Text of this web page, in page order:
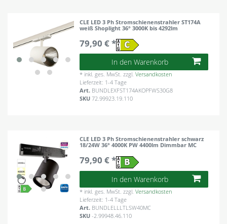
CLE LED 3 Ph Stromschienenstrahler ST174A
weiß Shoplight 36° 3000K bis 4292lm
79,90 € *
In den Warenkorb
* inkl. ges. MwSt. zzgl.Versandkosten
Lieferzeit: 1-4 Tage
Art. BUNDLEXFST174AKOPFWS30G8
SKU72.99923.19.110
CLE LED 3 Ph Stromschienenstrahler schwarz
18/24W 36° 4000K PW 4400lm Dimmbar MC
79,90 € *
In den Warenkorb
* inkl. ges. MwSt. zzgl.Versandkosten
Lieferzeit: 1-4 Tage
Art. BUNDLELLLTLSW40MC
SKU-2.99948.46.110